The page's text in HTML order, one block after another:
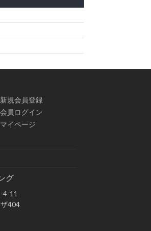
新規会員登録
会員ログイン
マイページ
グ
4-11
404